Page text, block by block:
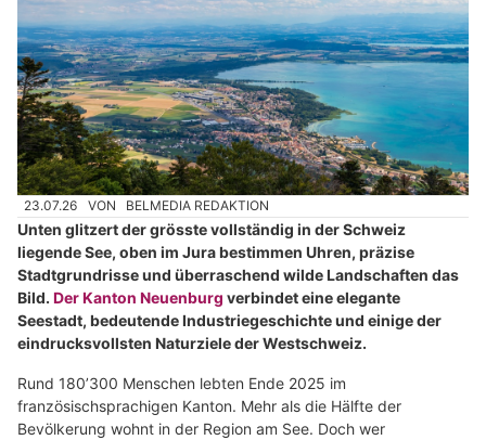
23.07.26 VON BELMEDIA REDAKTION
Unten glitzert der grösste vollständig in der Schweiz
liegende See, oben im Jura bestimmen Uhren, präzise
Stadtgrundrisse und überraschend wilde Landschaften das
Bild. Der Kanton Neuenburg verbindet eine elegante
Seestadt, bedeutende Industriegeschichte und einige der
eindrucksvollsten Naturziele der Westschweiz.
Rund 180’300 Menschen lebten Ende 2025 im
französischsprachigen Kanton. Mehr als die Hälfte der
Bevölkerung wohnt in der Region am See. Doch wer